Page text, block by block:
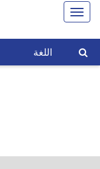
اللغة